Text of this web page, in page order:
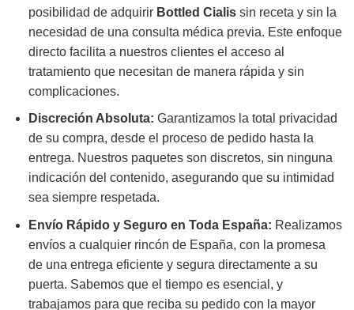
posibilidad de adquirir Bottled Cialissin receta y sin la
necesidad de una consulta médica previa. Este enfoque
directo facilita a nuestros clientes el acceso al
tratamiento que necesitan de manera rápida y sin
complicaciones.
Discreción Absoluta: Garantizamos la total privacidad
de su compra, desde el proceso de pedido hasta la
entrega. Nuestros paquetes son discretos, sin ninguna
indicación del contenido, asegurando que su intimidad
sea siempre respetada.
Envío Rápido y Seguro en Toda España: Realizamos
envíos a cualquier rincón de España, con la promesa
de una entrega eficiente y segura directamente a su
puerta. Sabemos que el tiempo es esencial, y
trabajamos para que reciba su pedido con la mayor